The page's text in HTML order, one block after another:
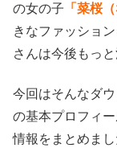
の女の子 「菜桜
きなファッショ
さんは今後もっ
今回はそんなダ
の基本プロフィ
情報をまとめまし